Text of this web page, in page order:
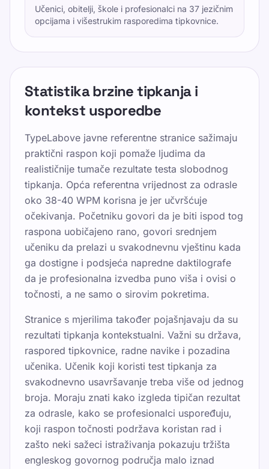
Učenici, obitelji, škole i profesionalci na 37 jezičnim
opcijama i višestrukim rasporedima tipkovnice.
Statistika brzine tipkanja i
kontekst usporedbe
TypeLabove javne referentne stranice sažimaju
praktični raspon koji pomaže ljudima da
realističnije tumače rezultate testa slobodnog
tipkanja. Opća referentna vrijednost za odrasle
oko 38-40 WPM korisna je jer učvršćuje
očekivanja. Početniku govori da je biti ispod tog
raspona uobičajeno rano, govori srednjem
učeniku da prelazi u svakodnevnu vještinu kada
ga dostigne i podsjeća napredne daktilografe
da je profesionalna izvedba puno viša i ovisi o
točnosti, a ne samo o sirovim pokretima.
Stranice s mjerilima također pojašnjavaju da su
rezultati tipkanja kontekstualni. Važni su država,
raspored tipkovnice, radne navike i pozadina
učenika. Učenik koji koristi test tipkanja za
svakodnevno usavršavanje treba više od jednog
broja. Moraju znati kako izgleda tipičan rezultat
za odrasle, kako se profesionalci uspoređuju,
koji raspon točnosti podržava koristan rad i
zašto neki sažeci istraživanja pokazuju tržišta
engleskog govornog područja malo iznad